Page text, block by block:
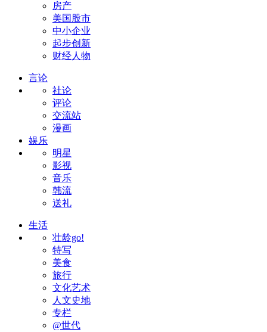
房产
美国股市
中小企业
起步创新
财经人物
言论
社论
评论
交流站
漫画
娱乐
明星
影视
音乐
韩流
送礼
生活
壮龄go!
特写
美食
旅行
文化艺术
人文史地
专栏
@世代